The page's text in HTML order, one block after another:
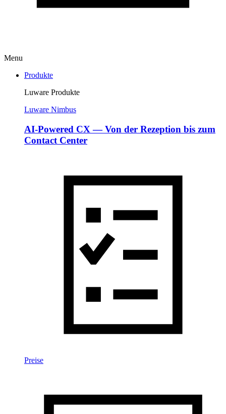
Menu
Produkte
Luware Produkte
Luware Nimbus
AI-Powered CX — Von der Rezeption bis zum
Contact Center
Preise